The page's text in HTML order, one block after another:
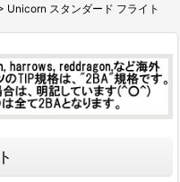
Unicorn スタンダード フライト